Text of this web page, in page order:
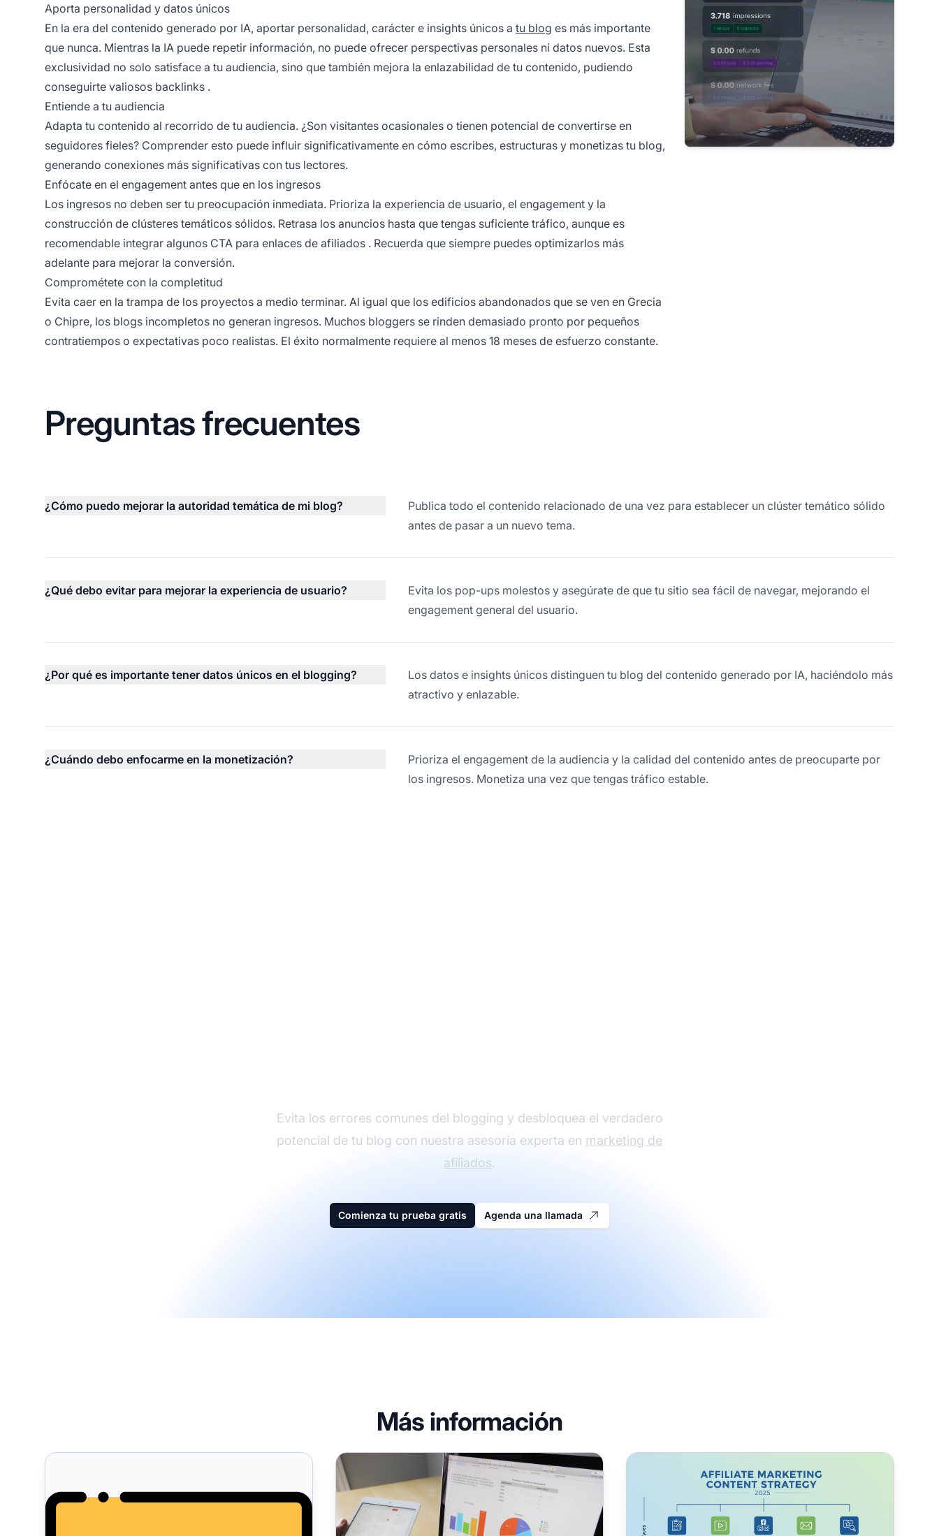
Aporta personalidad y datos únicos
En la era del contenido generado por IA, aportar personalidad, carácter e insights únicos a tu blog es más importante
que nunca. Mientras la IA puede repetir información, no puede ofrecer perspectivas personales ni datos nuevos. Esta
exclusividad no solo satisface a tu audiencia, sino que también mejora la enlazabilidad de tu contenido, pudiendo
conseguirte valiosos backlinks .
Entiende a tu audiencia
Adapta tu contenido al recorrido de tu audiencia. ¿Son visitantes ocasionales o tienen potencial de convertirse en
seguidores fieles? Comprender esto puede influir significativamente en cómo escribes, estructuras y monetizas tu blog,
generando conexiones más significativas con tus lectores.
Enfócate en el engagement antes que en los ingresos
Los ingresos no deben ser tu preocupación inmediata. Prioriza la experiencia de usuario, el engagement y la
construcción de clústeres temáticos sólidos. Retrasa los anuncios hasta que tengas suficiente tráfico, aunque es
recomendable integrar algunos CTA para enlaces de afiliados . Recuerda que siempre puedes optimizarlos más
adelante para mejorar la conversión.
Comprométete con la completitud
Evita caer en la trampa de los proyectos a medio terminar. Al igual que los edificios abandonados que se ven en Grecia
o Chipre, los blogs incompletos no generan ingresos. Muchos bloggers se rinden demasiado pronto por pequeños
contratiempos o expectativas poco realistas. El éxito normalmente requiere al menos 18 meses de esfuerzo constante.
Preguntas frecuentes
¿Cómo puedo mejorar la autoridad temática de mi blog?
Publica todo el contenido relacionado de una vez para establecer un clúster temático sólido
antes de pasar a un nuevo tema.
¿Qué debo evitar para mejorar la experiencia de usuario?
Evita los pop-ups molestos y asegúrate de que tu sitio sea fácil de navegar, mejorando el
engagement general del usuario.
¿Por qué es importante tener datos únicos en el blogging?
Los datos e insights únicos distinguen tu blog del contenido generado por IA, haciéndolo más
atractivo y enlazable.
¿Cuándo debo enfocarme en la monetización?
Prioriza el engagement de la audiencia y la calidad del contenido antes de preocuparte por
los ingresos. Monetiza una vez que tengas tráfico estable.
Evita los errores comunes del blogging y desbloquea el verdadero
potencial de tu blog con nuestra asesoría experta en marketing de
afiliados.
Comienza tu prueba gratis Agenda una llamada
Más información
6 Principios para un Marketing de Afiliados Efectivo en un6 errores de marketing de afiliados que las empresas debenCómo crear contenido para el marketing de afiliados